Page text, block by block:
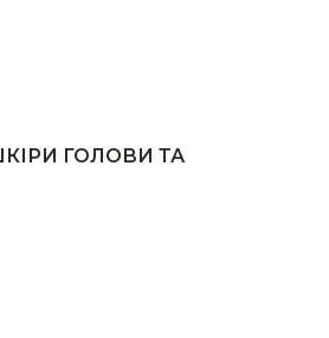
ГОЛОВИ ТА